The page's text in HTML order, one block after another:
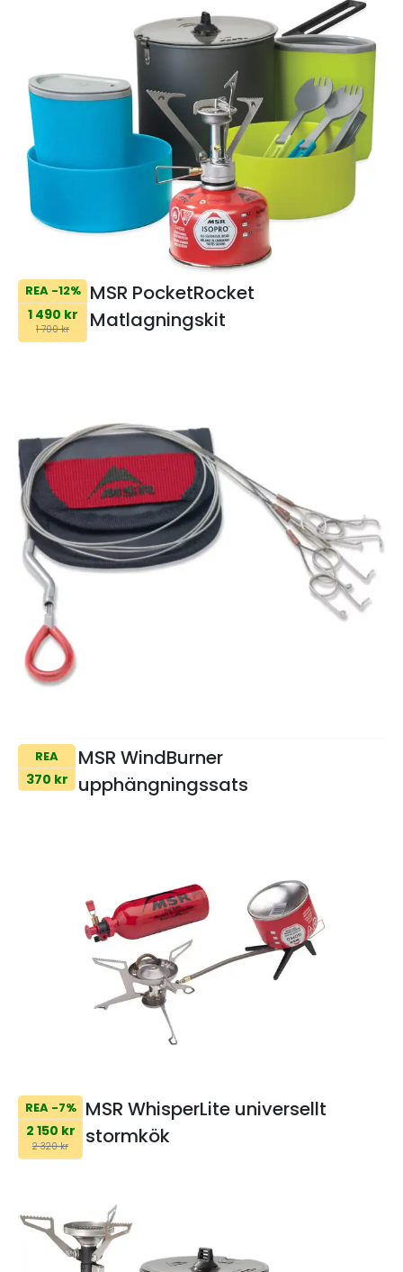
REA -12%
1 490 kr
1 700 kr
MSR PocketRocket
Matlagningskit
REA
370 kr
MSR WindBurner
upphängningssats
REA -7%
2 150 kr
2 320 kr
MSR WhisperLite universellt
stormkök